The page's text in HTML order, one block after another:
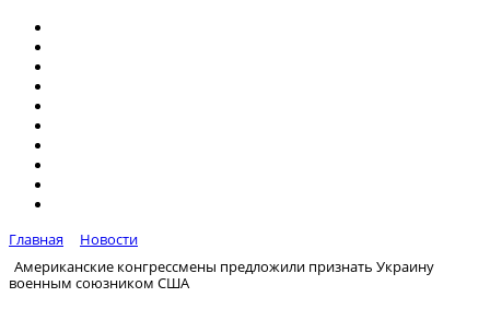
Главная
Новости
Американские конгрессмены предложили признать Украину
военным союзником США